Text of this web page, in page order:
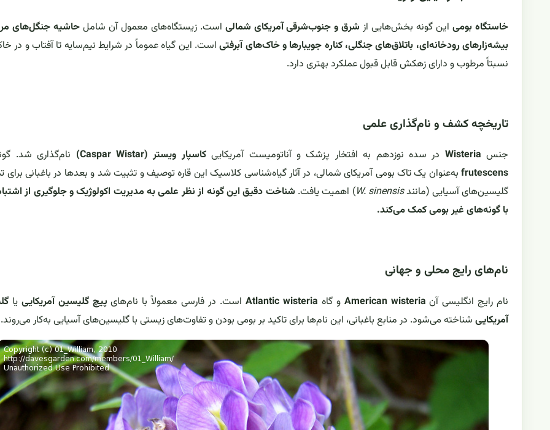
خاستگاه بومیاین گونه بخش‌هایی از شرق و جنوب‌شرقی آمریکای شمالی است. زیستگاه‌های معمول آن شاملحاشیه جنگل‌های
بیشه‌زارهای رودخانه‌ای، باتلاق‌های جنگلی، کناره جویبارها و خاک‌های آبرفتیاست. این گیاه عموماً در شرایط نیم‌سایه تا آفتاب و در
نسبتاً مرطوب و دارای زهکش قابل قبول عملکرد بهتری دارد.
تاریخچه کشف و نام‌گذاری علمی
جنس Wisteria در سده نوزدهم به افتخار پزشک و آناتومیست آمریکاییکاسپار ویستر (Caspar Wistar)
نام‌گذاری شد.
frutescensبه‌عنوان یک تاک بومی آمریکای شمالی، در آثار گیاه‌شناسی کلاسیک این قاره توصیف و تثبیت شد و بعدها در باغبانی برای
گلیسین‌های آسیایی (مانندW. sinensis) اهمیت یافت. شناخت دقیق این گونه از نظر علمی به مدیریت اکولوژیک و جلوگیری از
با گونه‌های غیر بومی کمک می‌کند.
نام‌های رایج محلی و جهانی
نام رایج انگلیسی آن American wisteria و گاه Atlantic wisteria است. در فارسی معمولاً با نام‌های پیچ گلیسین آمریکایی یا
آمریکاییشناخته می‌شود. در منابع باغبانی، این نام‌ها برای تاکید بر بومی بودن و تفاوت‌های زیستی با گلیسین‌های آسیایی به‌کار می‌روند.